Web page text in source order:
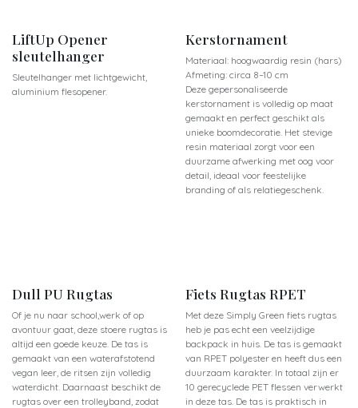
LiftUp Opener
sleutelhanger
Sleutelhanger met lichtgewicht,
aluminium flesopener.
Kerstornament
Materiaal: hoogwaardig resin (hars)
Afmeting: circa 8–10 cm
Deze gepersonaliseerde
kerstornament is volledig op maat
gemaakt en perfect geschikt als
unieke boomdecoratie. Het stevige
resin materiaal zorgt voor een
duurzame afwerking met oog voor
detail, ideaal voor feestelijke
branding of als relatiegeschenk.
Dull PU Rugtas
Of je nu naar school,werk of op
avontuur gaat, deze stoere rugtas is
altijd een goede keuze. De tas is
gemaakt van een waterafstotend
vegan leer, de ritsen zijn volledig
waterdicht. Daarnaast beschikt de
rugtas over een trolleyband, zodat
Fiets Rugtas RPET
Met deze Simply Green fiets rugtas
heb je pas echt een veelzijdige
backpack in huis. De tas is gemaakt
van RPET polyester en heeft dus een
duurzaam karakter. In totaal zijn er
10 gerecyclede PET flessen verwerkt
in deze tas. De tas is praktisch in